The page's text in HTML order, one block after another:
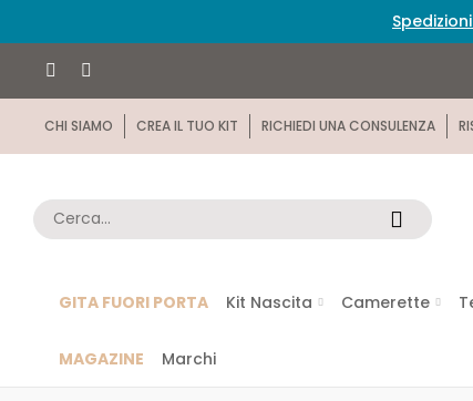
CHI SIAMO CREA IL TUO KIT RICHIEDI UNA CONSULENZA
GITA FUORI PORTA Kit Nascita Camerette
MAGAZINE Marchi